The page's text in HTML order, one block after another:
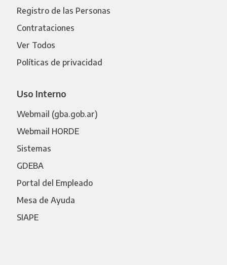
Registro de las Personas
Contrataciones
Ver Todos
Políticas de privacidad
Uso Interno
Webmail (gba.gob.ar)
Webmail HORDE
Sistemas
GDEBA
Portal del Empleado
Mesa de Ayuda
SIAPE